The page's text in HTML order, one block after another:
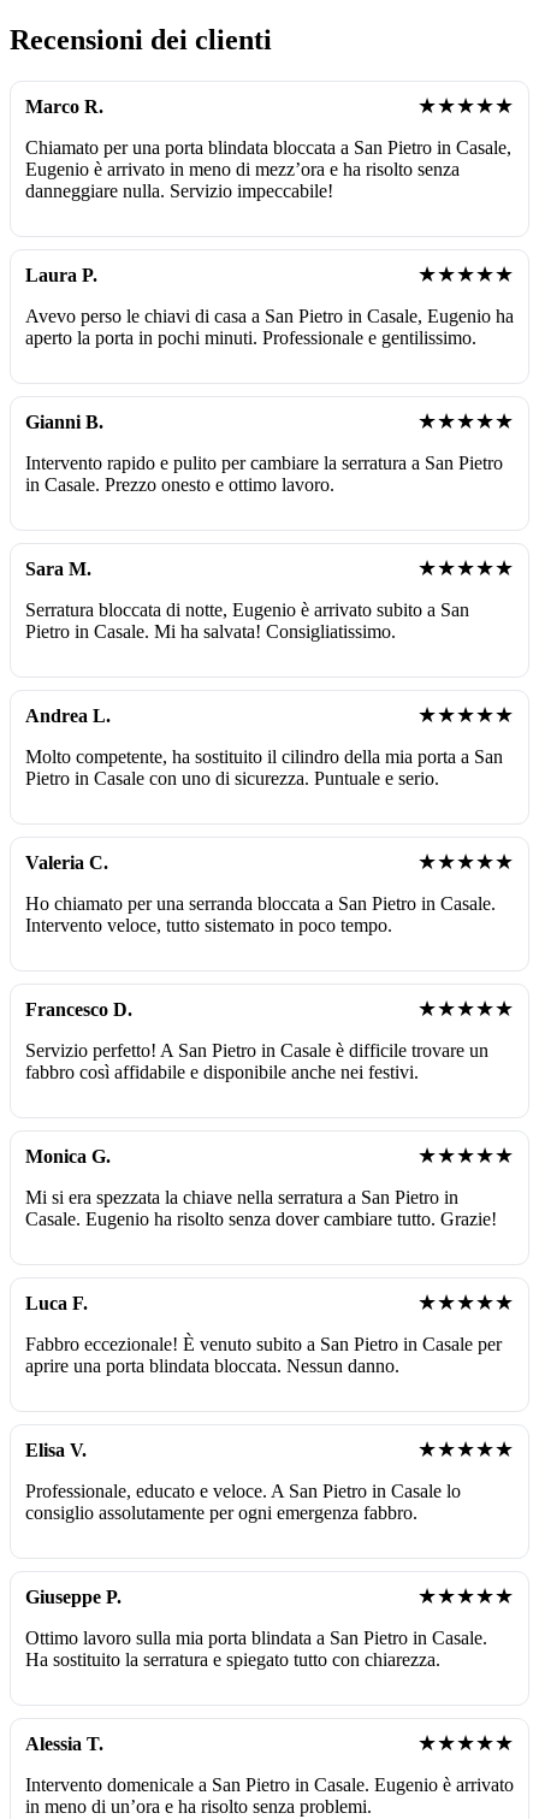
Recensioni dei clienti
Marco R. ★★★★★
Chiamato per una porta blindata bloccata a San Pietro in Casale,
Eugenio è arrivato in meno di mezz’ora e ha risolto senza
danneggiare nulla. Servizio impeccabile!
Laura P. ★★★★★
Avevo perso le chiavi di casa a San Pietro in Casale, Eugenio ha
aperto la porta in pochi minuti. Professionale e gentilissimo.
Gianni B. ★★★★★
Intervento rapido e pulito per cambiare la serratura a San Pietro
in Casale. Prezzo onesto e ottimo lavoro.
Sara M. ★★★★★
Serratura bloccata di notte, Eugenio è arrivato subito a San
Pietro in Casale. Mi ha salvata! Consigliatissimo.
Andrea L. ★★★★★
Molto competente, ha sostituito il cilindro della mia porta a San
Pietro in Casale con uno di sicurezza. Puntuale e serio.
Valeria C. ★★★★★
Ho chiamato per una serranda bloccata a San Pietro in Casale.
Intervento veloce, tutto sistemato in poco tempo.
Francesco D. ★★★★★
Servizio perfetto! A San Pietro in Casale è difficile trovare un
fabbro così affidabile e disponibile anche nei festivi.
Monica G. ★★★★★
Mi si era spezzata la chiave nella serratura a San Pietro in
Casale. Eugenio ha risolto senza dover cambiare tutto. Grazie!
Luca F. ★★★★★
Fabbro eccezionale! È venuto subito a San Pietro in Casale per
aprire una porta blindata bloccata. Nessun danno.
Elisa V. ★★★★★
Professionale, educato e veloce. A San Pietro in Casale lo
consiglio assolutamente per ogni emergenza fabbro.
Giuseppe P. ★★★★★
Ottimo lavoro sulla mia porta blindata a San Pietro in Casale.
Ha sostituito la serratura e spiegato tutto con chiarezza.
Alessia T. ★★★★★
Intervento domenicale a San Pietro in Casale. Eugenio è arrivato
in meno di un’ora e ha risolto senza problemi.